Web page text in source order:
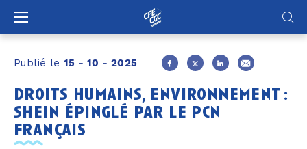
Publié le 15 - 10 - 2025
droits humains, environnement :
shein épinglé par le pcn
français
Panneau de gestion des cookies